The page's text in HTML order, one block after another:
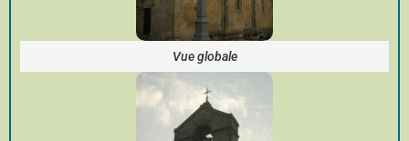
Vue globale